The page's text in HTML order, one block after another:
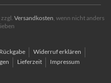
Versandkosten, wenn nicht anders
Widerruf erklären
Lieferzeit Impressum